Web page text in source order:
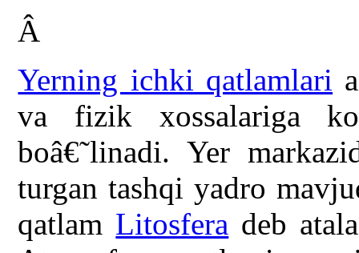
Â
Yerning ichki qatlamlari
va fizik xossalariga
boâ€˜linadi. Yer
turgan tashqi yadro
qatlam Litosfera deb